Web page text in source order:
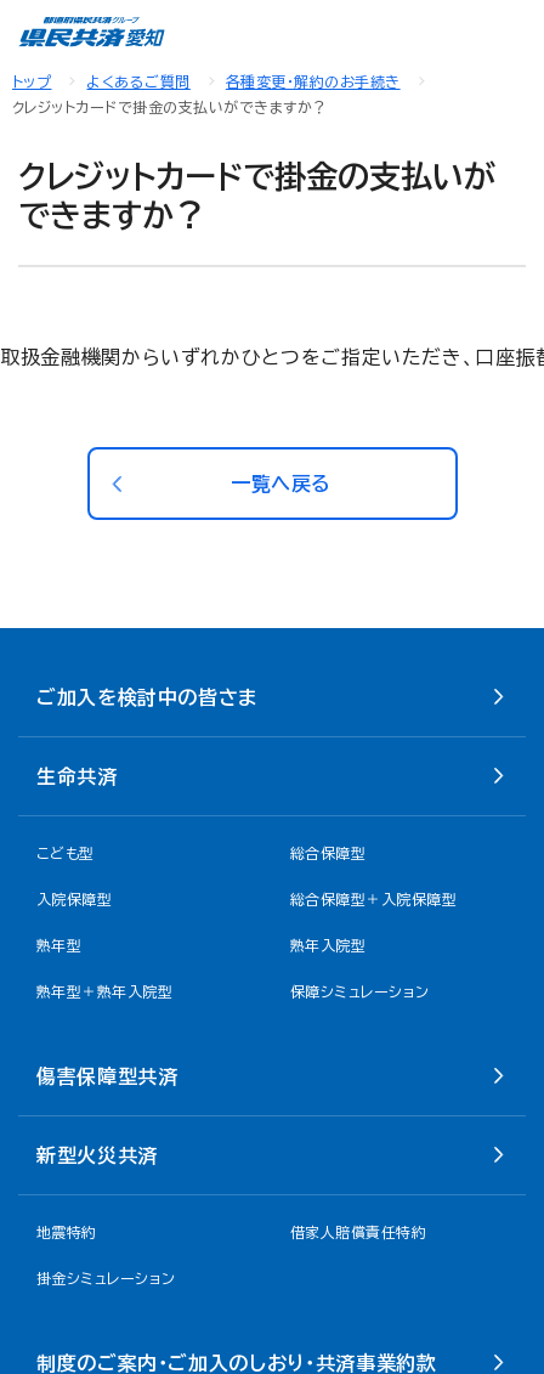
トップ よくあるご質問
各種変更・解約のお手続き
クレジットカードで掛金の支払いができますか？
クレジットカードで掛金の支払いが
できますか？
扱金融機関からいずれかひとつをご指定いただき、口座振
一覧へ戻る
ご加入を検討中の皆さま
生命共済
こども型 総合保障型
入院保障型 総合保障型＋入院保障型
熟年型 熟年入院型
熟年型＋熟年入院型 保障シミュレーション
傷害保障型共済
新型火災共済
地震特約 借家人賠償責任特約
掛金シミュレーション
制度のご案内・ご加入のしおり・共済事業約款